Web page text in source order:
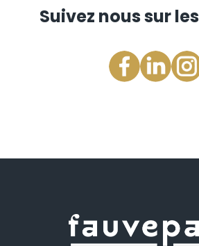
Suivez nous sur les